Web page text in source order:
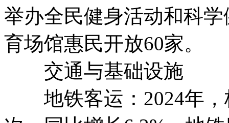
举办全民健身活动和科
育场馆惠民开放60家。
交通与基础设施
地铁客运：2024年，